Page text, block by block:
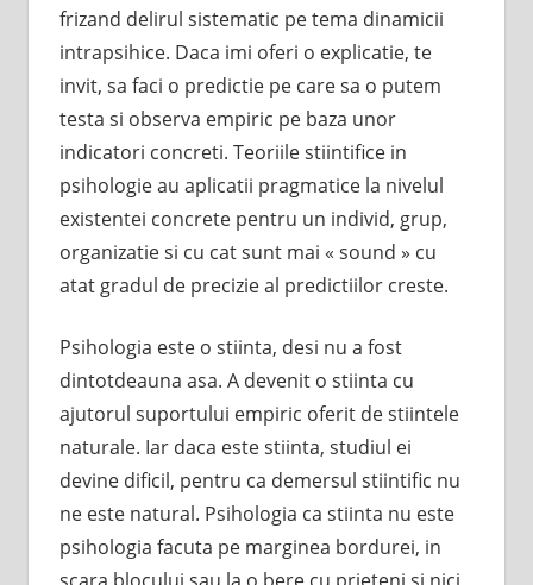
frizand delirul sistematic pe tema dinamicii
intrapsihice. Daca imi oferi o explicatie, te
invit, sa faci o predictie pe care sa o putem
testa si observa empiric pe baza unor
indicatori concreti. Teoriile stiintifice in
psihologie au aplicatii pragmatice la nivelul
existentei concrete pentru un individ, grup,
organizatie si cu cat sunt mai « sound » cu
atat gradul de precizie al predictiilor creste.
Psihologia este o stiinta, desi nu a fost
dintotdeauna asa. A devenit o stiinta cu
ajutorul suportului empiric oferit de stiintele
naturale. Iar daca este stiinta, studiul ei
devine dificil, pentru ca demersul stiintific nu
ne este natural. Psihologia ca stiinta nu este
psihologia facuta pe marginea bordurei, in